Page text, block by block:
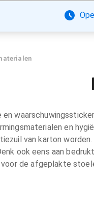
en
en
van karton
ook eens aan
de afgeplakte